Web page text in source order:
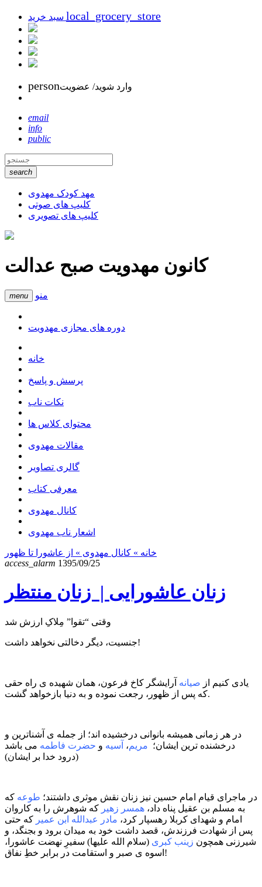
local_grocery_store
personوارد شوید/ عضویت
email
info
public
search
مهد کودک مهدوی
کلیپ های صوتی
کلیپ های تصویری
کانون مهدویت صبح عدالت
menu منو
دوره های مجازی مهدویت
خانه
پرسش و پاسخ
نکات ناب
محتوای کلاس ها
مقالات مهدوی
گالری تصاویر
معرفی کتاب
کانال مهدوی
اشعار ناب مهدوی
خانه » کانال مهدوی » از عاشورا تا ظهور
access_alarm 1395/09/25
زنان عاشورایی | زنان منتظر
وقتی “تقوا” مِلاکِ ارزش شد
جنسیت، دیگر دخالتی نخواهد داشت!
یادی کنیم از صیانه آرایشگر کاخ فرعون، همان شهیده ی راه حقی
که پس از ظهور، رجعت نموده و به دنیا بازخواهد گشت.
در هر زمانی همیشه بانوانی درخشیده اند؛ از جمله ی آشناترین و
درخشنده ترین ایشان؛ مریم، آسیه و حضرت فاطمه می باشد
(درود خدا بر ایشان)
در ماجرای قیام امام حسین نیز زنان نقش موثری داشتند؛ طوعه که
به مسلم بن عقیل پناه داد، همسر زهیر که شوهرش را به کاروان
امام و شهدای کربلا رهسپار کرد، مادر عبدالله ابن عمیر که حتی
پس از شهادت فرزندش، قصد داشت خود به میدان برود و بجنگد، و
شیرزنی همچون زینب کبری (سلام الله علیها) سفیرِ نهضت عاشورا،
اسوه ی صبر و استقامت در برابر خطِ نفاق!